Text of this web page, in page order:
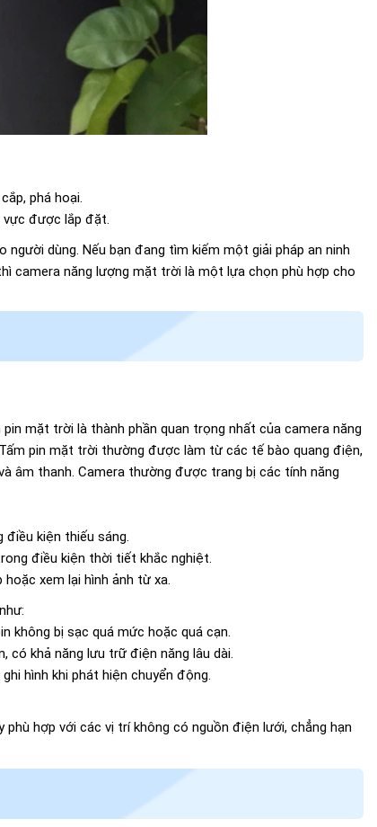
phá hoại.
vực được lắp đặt.
dùng. Nếu bạn đang tìm kiếm một giải pháp an ninh
camera năng lượng mặt trời là một lựa chọn phù hợp cho
mặt trời là thành phần quan trọng nhất của camera năng
pin mặt trời thường được làm từ các tế bào quang điện,
âm thanh. Camera thường được trang bị các tính năng
kiện thiếu sáng.
điều kiện thời tiết khắc nghiệt.
xem lại hình ảnh từ xa.
không bị sạc quá mức hoặc quá cạn.
khả năng lưu trữ điện năng lâu dài.
hình khi phát hiện chuyển động.
hợp với các vị trí không có nguồn điện lưới, chẳng hạn